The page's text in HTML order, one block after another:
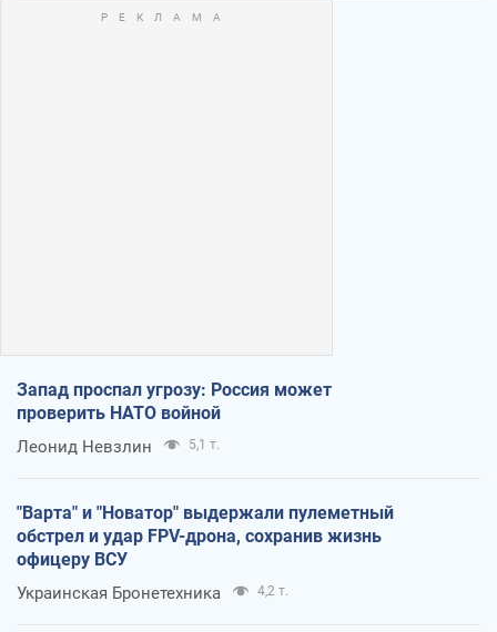
Запад проспал угрозу: Россия может
проверить НАТО войной
Леонид Невзлин 5,1 т.
"Варта" и "Новатор" выдержали пулеметный
обстрел и удар FPV-дрона, сохранив жизнь
офицеру ВСУ
Украинская Бронетехника 4,2 т.